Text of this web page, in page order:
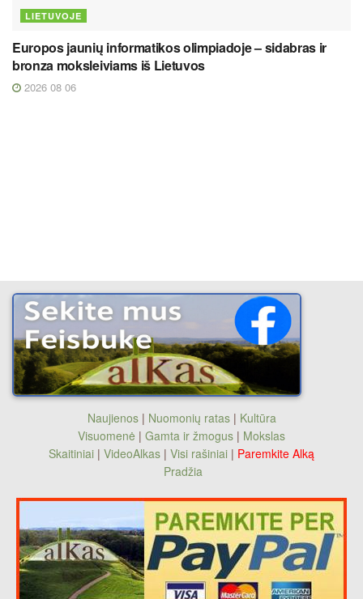
LIETUVOJE
Europos jaunių informatikos olimpiadoje – sidabras ir
bronza moksleiviams iš Lietuvos
2026 08 06
Naujienos| Nuomonių ratas| Kultūra
Visuomenė | Gamta ir žmogus | Mokslas
Skaitiniai | VideoAlkas | Visi rašiniai | Paremkite Alką
Pradžia